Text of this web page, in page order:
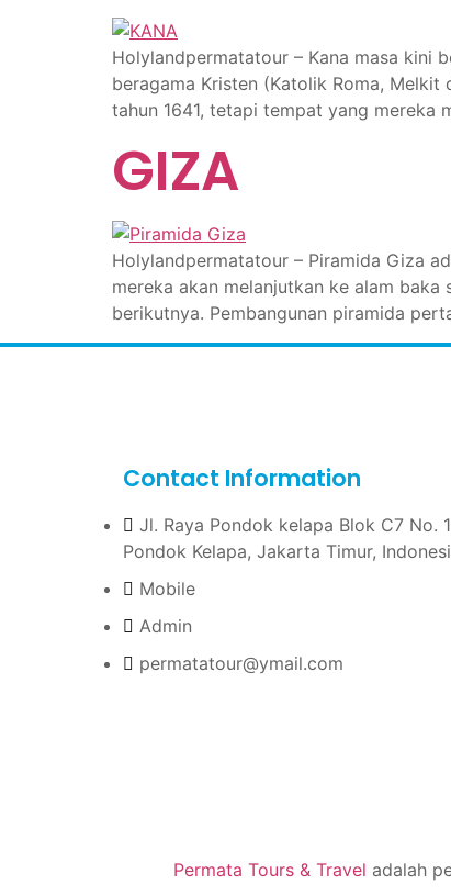
Holylandpermatatour – Kana masa kini
beragama Kristen (Katolik Roma, Melkit
tahun 1641, tetapi tempat yang mereka
GIZA
Holylandpermatatour – Piramida Giza
mereka akan melanjutkan ke alam
berikutnya. Pembangunan piramida
Contact Information
Jl. Raya Pondok kelapa Blok C7 No.
Pondok Kelapa, Jakarta Timur,
Mobile
Admin
permatatour@ymail.com
Permata Tours & Travel adalah